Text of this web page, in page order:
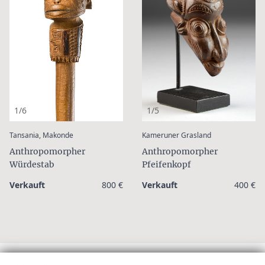
1/6
Tansania, Makonde:
Anthropomorpher
Würdestab
Verkauft 800 €
1/5
Kameruner Grasland:
Anthropomorpher
Pfeifenkopf
Verkauft 400 €